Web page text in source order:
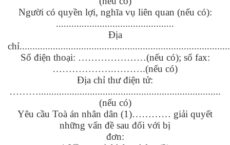
Người có quyền lợi, nghĩa vụ liên quan (nếu có):
..............................................
Địa
Số điện thoại: …………………(nếu có); số fax:
……………….……….(nếu có)
Địa chỉ thư điện tử:
……….......................................................................
(nếu có)
Yêu cầu Toà án nhân dân (1)………… giải quyết
những vấn đề sau đối với bị
đơn: